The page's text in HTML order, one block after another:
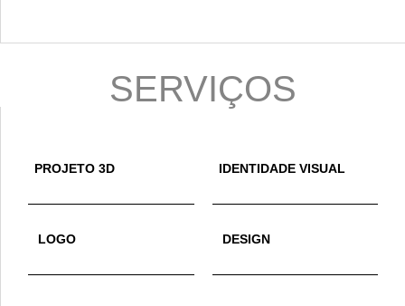
SERVIÇOS
PROJETO 3D IDENTIDADE VISUAL
LOGO DESIGN